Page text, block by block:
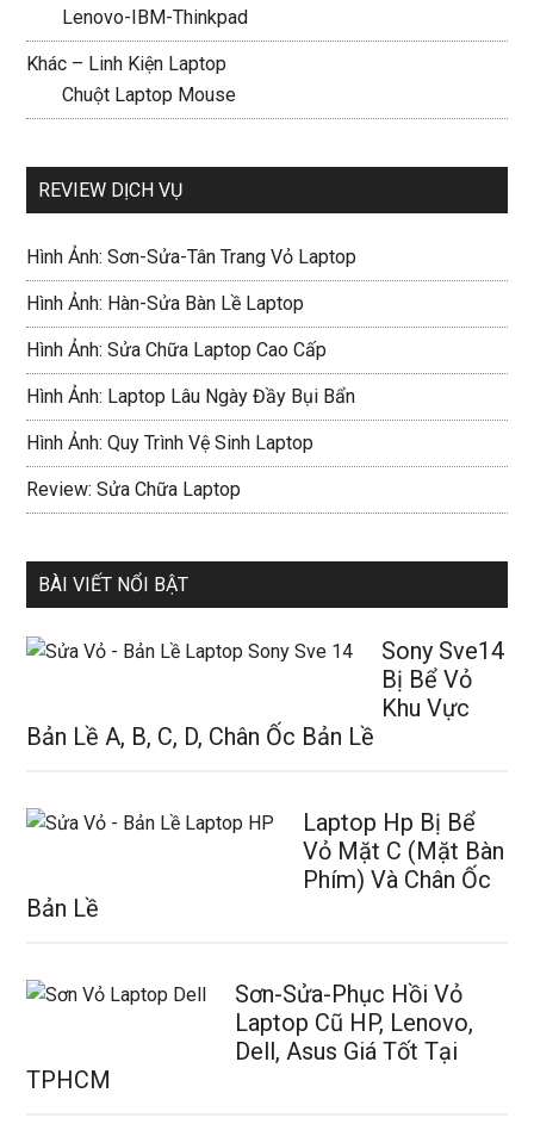
Lenovo-IBM-Thinkpad
Khác – Linh Kiện Laptop
Chuột Laptop Mouse
REVIEW DỊCH VỤ
Hình Ảnh: Sơn-Sửa-Tân Trang Vỏ Laptop
Hình Ảnh: Hàn-Sửa Bàn Lề Laptop
Hình Ảnh: Sửa Chữa Laptop Cao Cấp
Hình Ảnh: Laptop Lâu Ngày Đầy Bụi Bẩn
Hình Ảnh: Quy Trình Vệ Sinh Laptop
Review: Sửa Chữa Laptop
BÀI VIẾT NỔI BẬT
Sony Sve14
Bị Bể Vỏ
Khu Vực
Bản Lề A, B, C, D, Chân Ốc Bản Lề
Laptop Hp Bị Bể
Vỏ Mặt C (Mặt Bàn
Phím) Và Chân Ốc
Bản Lề
Sơn-Sửa-Phục Hồi Vỏ
Laptop Cũ HP, Lenovo,
Dell, Asus Giá Tốt Tại
TPHCM